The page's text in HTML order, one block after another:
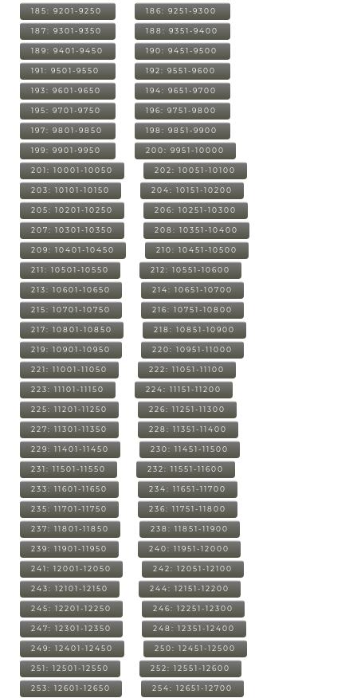
185: 9201-9250 186: 9251-9300
187: 9301-9350 188: 9351-9400
189: 9401-9450 190: 9451-9500
191: 9501-9550 192: 9551-9600
193: 9601-9650 194: 9651-9700
195: 9701-9750 196: 9751-9800
197: 9801-9850 198: 9851-9900
199: 9901-9950 200: 9951-10000
201: 10001-10050 202: 10051-10100
203: 10101-10150 204: 10151-10200
205: 10201-10250 206: 10251-10300
207: 10301-10350 208: 10351-10400
209: 10401-10450 210: 10451-10500
211: 10501-10550 212: 10551-10600
213: 10601-10650 214: 10651-10700
215: 10701-10750 216: 10751-10800
217: 10801-10850 218: 10851-10900
219: 10901-10950 220: 10951-11000
221: 11001-11050 222: 11051-11100
223: 11101-11150 224: 11151-11200
225: 11201-11250 226: 11251-11300
227: 11301-11350 228: 11351-11400
229: 11401-11450 230: 11451-11500
231: 11501-11550 232: 11551-11600
233: 11601-11650 234: 11651-11700
235: 11701-11750 236: 11751-11800
237: 11801-11850 238: 11851-11900
239: 11901-11950 240: 11951-12000
241: 12001-12050 242: 12051-12100
243: 12101-12150 244: 12151-12200
245: 12201-12250 246: 12251-12300
247: 12301-12350 248: 12351-12400
249: 12401-12450 250: 12451-12500
251: 12501-12550 252: 12551-12600
253: 12601-12650 254: 12651-12700